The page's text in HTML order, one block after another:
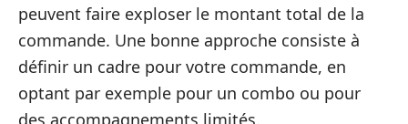
peuvent faire exploser le montant total de la
commande. Une bonne approche consiste à
définir un cadre pour votre commande, en
optant par exemple pour un combo ou pour
des accompagnements limités.